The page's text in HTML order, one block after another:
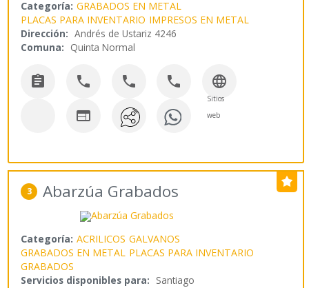
Categoría: GRABADOS EN METAL
PLACAS PARA INVENTARIO IMPRESOS EN METAL
Dirección: Andrés de Ustariz 4246
Comuna: Quinta Normal
    
Sitios
web

3 Abarzúa Grabados
Categoría: ACRILICOS GALVANOS
GRABADOS EN METAL PLACAS PARA INVENTARIO
GRABADOS
Servicios disponibles para: Santiago